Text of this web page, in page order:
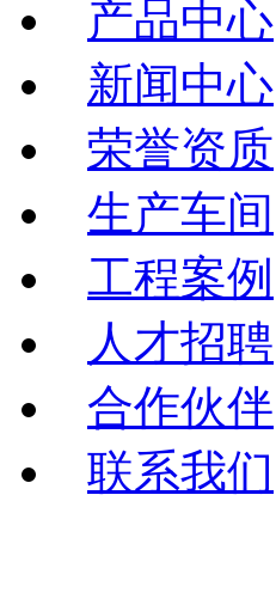
产品中心
新闻中心
荣誉资质
生产车间
工程案例
人才招聘
合作伙伴
联系我们